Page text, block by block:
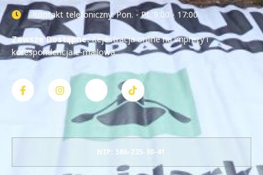
Kontakt telefoniczny: Pon. - Pt. 9:00 - 17:00
Zawsze Dostępne:Rejestracja online na imprezy i
korespondencja e-mailowa.
NIP: 586-235-30-41